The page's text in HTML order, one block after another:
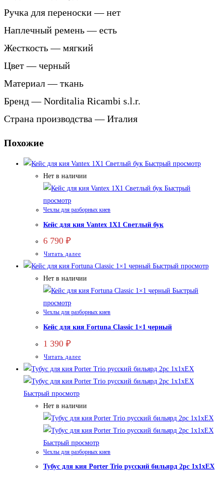
Ручка для переноски —нет
Наплечный ремень —есть
Жесткость —мягкий
Цвет —черный
Материал — ткань
Бренд — Norditalia Ricambi s.l.r.
Страна производства —Италия
Похожие
Быстрый просмотр
Нет в наличии
Быстрый
просмотр
Чехлы для разборных киев
Кейс для кия Vantex 1X1 Светлый бук
6 790 ₽
Читать далее
Быстрый просмотр
Нет в наличии
Быстрый
просмотр
Чехлы для разборных киев
Кейс для кия Fortuna Classic 1×1 черный
1 390 ₽
Читать далее
Быстрый просмотр
Нет в наличии
Быстрый просмотр
Чехлы для разборных киев
Тубус для кия Porter Trio русский бильярд 2рс 1х1xEX